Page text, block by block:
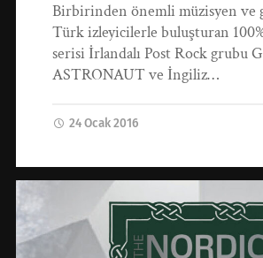
Birbirinden önemli müzisyen ve
Türk izleyicilerle buluşturan
serisi İrlandalı Post Rock grubu
ASTRONAUT ve İngiliz…
24 Ocak 2016